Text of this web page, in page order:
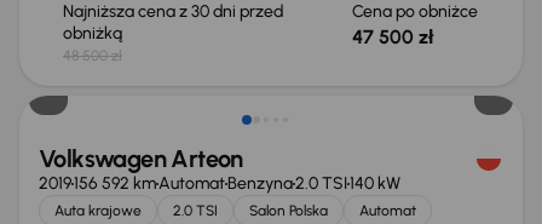
Najniższa cena z 30 dni przed
obniżką
48 500 zł
Cena po obniżce
47 500 zł
Volkswagen Arteon
2019156 592 kmAutomatBenzyna2.0 TSI140 kW
Auta krajowe 2.0 TSI Salon Polska
Automat